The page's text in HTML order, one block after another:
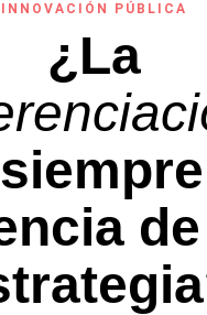
INNOVACIÓN PÚBLICA
¿La